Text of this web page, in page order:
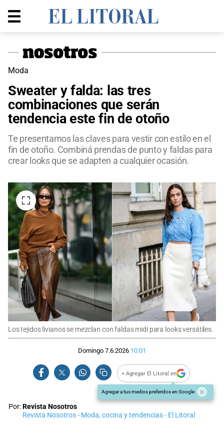
Moda
Sweater y falda: las tres
combinaciones que serán
tendencia este fin de otoño
Te presentamos las claves para vestir con estilo en el
fin de otoño. Combiná prendas de punto y faldas para
crear looks que se adapten a cualquier ocasión.
Los tejidos livianos se mezclan con faldas midi para looks versátiles.
Domingo 7.6.2026 10:01
+ Agregar El Litoral en
Agregar a tus medios preferidos en Google
Por:Revista Nosotros
Revista Nosotros - Moda, cocina y tendencias - El Litoral